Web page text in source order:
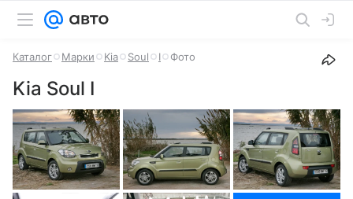
Каталог Марки Kia Soul I Фото
Kia Soul I